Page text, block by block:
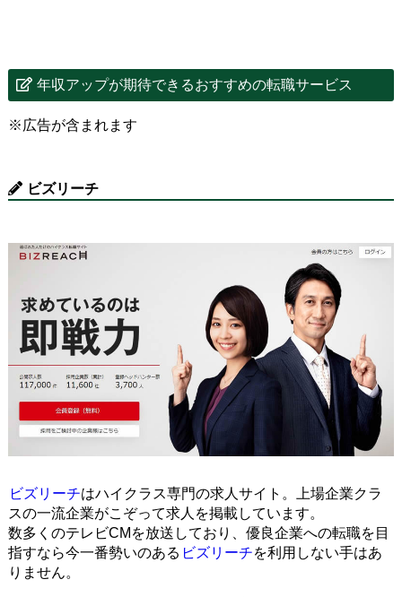
年収アップが期待できるおすすめの転職サービス
※広告が含まれます
ビズリーチ
ビズリーチはハイクラス専門の求人サイト。上場企業クラ
スの一流企業がこぞって求人を掲載しています。
数多くのテレビCMを放送しており、優良企業への転職を目
指すなら今一番勢いのある ビズリーチを利用しない手はあ
りません。